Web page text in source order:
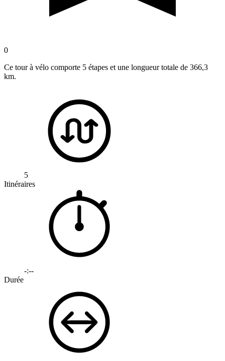
0
Ce tour à vélo comporte 5 étapes et une longueur totale de 366,3
km.
5
Itinéraires
-:--
Durée